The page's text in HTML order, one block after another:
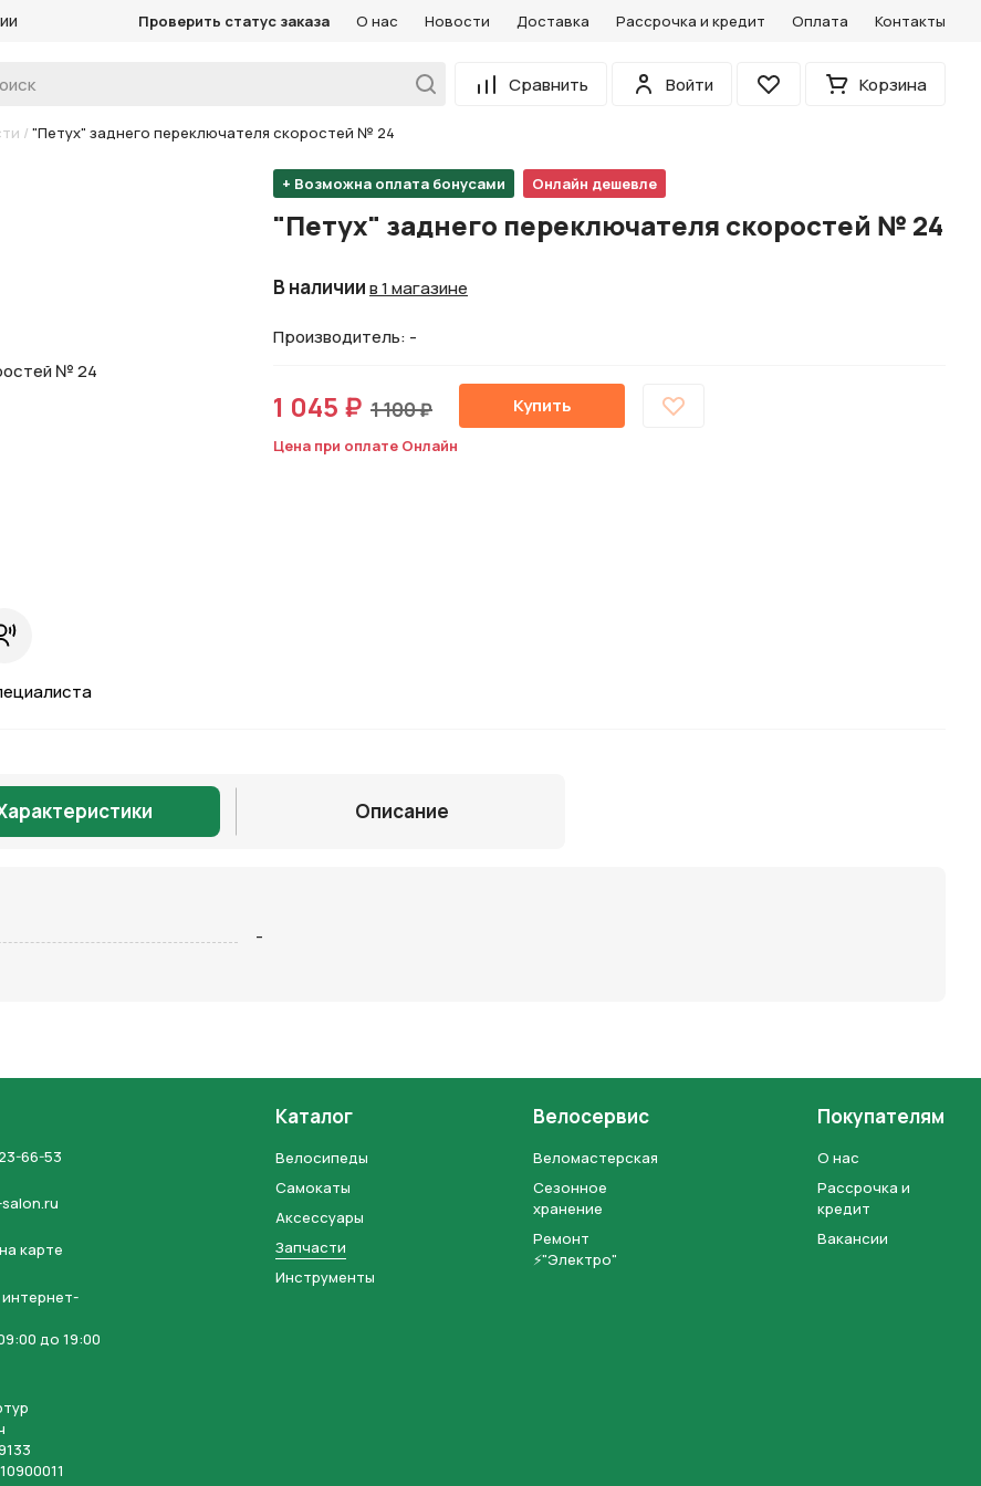
Проверить статус заказа О нас Новости Доставка Рассрочка и кредит Оплата Контакты
Сравнить
Войти
Избранное Корзина
/ "Петух" заднего переключателя скоростей № 24
+ Возможна оплата бонусами Онлайн дешевле
"Петух" заднего переключателя скоростей № 24
В наличиив 1 магазине
Производитель: -
1 045 ₽ 1 100 ₽ Купить
Цена при оплате Онлайн
Описание
-
66-53
карте
до 19:00
Каталог
Велосипеды
Самокаты
Аксессуары
Запчасти
Инструменты
Велосервис
Веломастерская
Сезонное
хранение
Ремонт
⚡"Электро"
Покупателям
О нас
Рассрочка и
кредит
Вакансии